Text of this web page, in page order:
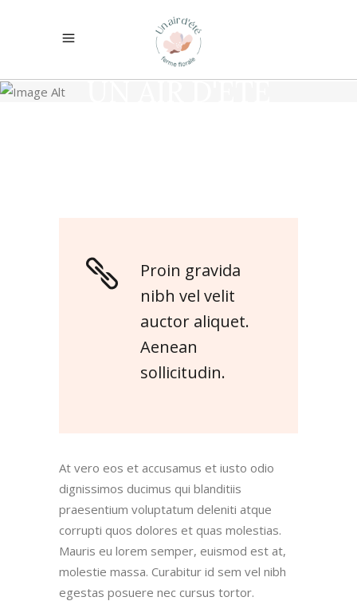
UN AIR D'ÉTÉ
Proin gravida
nibh vel velit
auctor aliquet.
Aenean
sollicitudin.
At vero eos et accusamus et iusto odio
dignissimos ducimus qui blanditiis
praesentium voluptatum deleniti atque
corrupti quos dolores et quas molestias.
Mauris eu lorem semper, euismod est at,
molestie massa. Curabitur id sem vel nibh
egestas posuere nec cursus tortor.